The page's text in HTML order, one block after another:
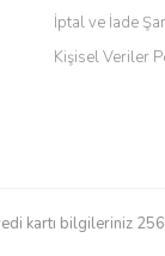
İptal ve İade
Kişisel Veriler
kartı bilgileriniz